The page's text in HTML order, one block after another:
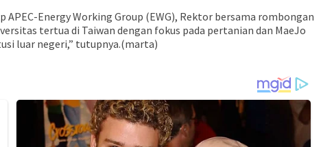
Energy Working Group (EWG), Rektor bersama rombongan
tertua di Taiwan dengan fokus pada pertanian dan MaeJo
luar negeri,” tutupnya.(marta)